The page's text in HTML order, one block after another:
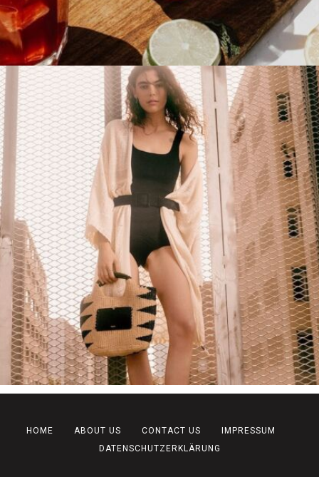
HOME ABOUT US CONTACT US
IMPRESSUM
DATENSCHUTZERKLÄRUNG